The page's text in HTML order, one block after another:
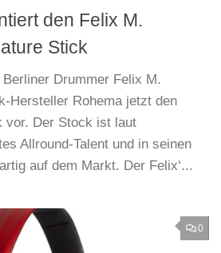
den Felix M.
Stick
Drummer Felix M.
Hersteller Rohema jetzt den
vor. Der Stock ist laut
Allround-Talent und in seinen
auf dem Markt. Der Felix‘...
0